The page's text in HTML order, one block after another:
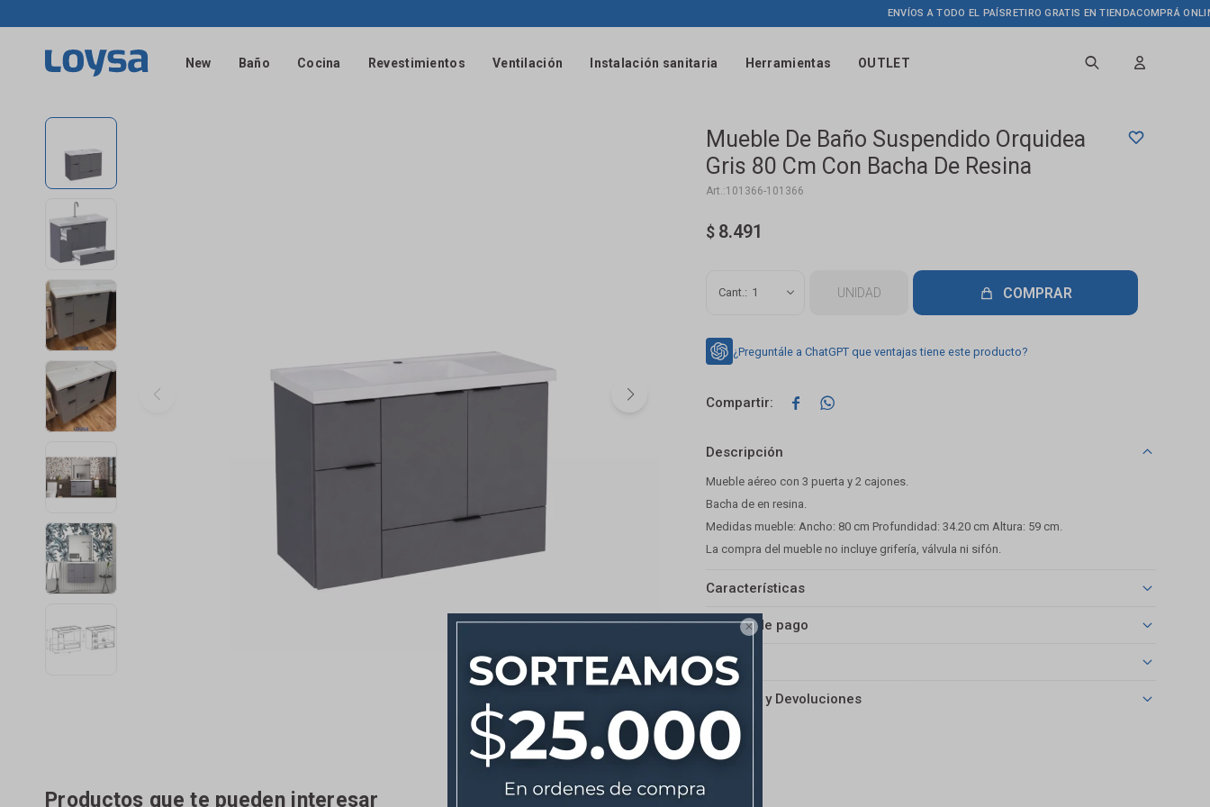

New Baño Cocina Revestimientos Ventilación Instalación sanitaria Herramientas OUTLET
ENVÍOS A TODO EL PAÍS RETIRO GRATIS EN TIENDACOMPRÁ ONLINE
Mueble De Baño Suspendido Orquidea
Gris 80 Cm Con Bacha De Resina
101366-101366
$ 8.491
1 UNIDAD COMPRAR
¿Preguntále a ChatGPT que ventajas tiene este producto?
 
Descripción
Mueble aéreo con 3 puerta y 2 cajones.
Bacha de en resina.
Medidas mueble: Ancho: 80 cm Profundidad: 34.20 cm Altura: 59 cm.
La compra del mueble no incluye grifería, válvula ni sifón.
Características
Medios de pago
Envíos
Cambios y Devoluciones
Productos que te pueden interesar